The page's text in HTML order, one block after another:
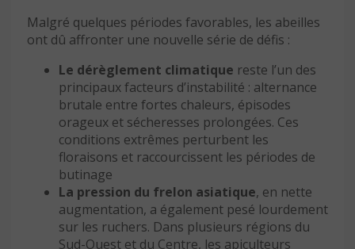
Malgré quelques périodes favorables, les abeilles
ont dû affronter une nouvelle série de défis :
Le dérèglement climatique reste l’un des
principaux facteurs d’instabilité : alternance
brutale entre fortes chaleurs, épisodes
orageux et sécheresses prolongées. Ces
conditions extrêmes perturbent les
floraisons et raccourcissent les périodes de
butinage
La pression du frelon asiatique, en nette
augmentation, a également pesé lourdement
sur les ruchers. Dans plusieurs régions du
Sud-Ouest et du Centre, les apiculteurs